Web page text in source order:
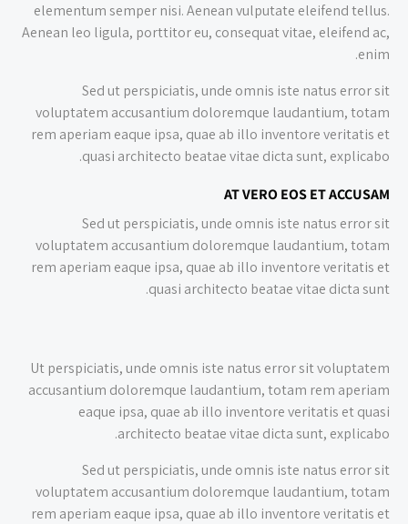
elementum semper nisi. Aenean vulputate eleifend tellus.
Aenean leo ligula, porttitor eu, consequat vitae, eleifend ac,
enim.
Sed ut perspiciatis, unde omnis iste natus error sit
voluptatem accusantium doloremque laudantium, totam
rem aperiam eaque ipsa, quae ab illo inventore veritatis et
quasi architecto beatae vitae dicta sunt, explicabo.
AT VERO EOS ET ACCUSAM
Sed ut perspiciatis, unde omnis iste natus error sit
voluptatem accusantium doloremque laudantium, totam
rem aperiam eaque ipsa, quae ab illo inventore veritatis et
quasi architecto beatae vitae dicta sunt.
Ut perspiciatis, unde omnis iste natus error sit voluptatem
accusantium doloremque laudantium, totam rem aperiam
eaque ipsa, quae ab illo inventore veritatis et quasi
architecto beatae vitae dicta sunt, explicabo.
Sed ut perspiciatis, unde omnis iste natus error sit
voluptatem accusantium doloremque laudantium, totam
rem aperiam eaque ipsa, quae ab illo inventore veritatis et